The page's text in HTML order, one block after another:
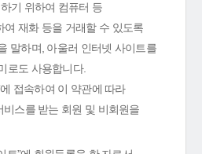
기 위하여 컴퓨터 등
여 재화 등을 거래할 수 있도록
말하며, 아울러 인터넷 사이트를
로도 사용합니다.
접속하여 이 약관에 따라
비스를 받는 회원 및 비회원을